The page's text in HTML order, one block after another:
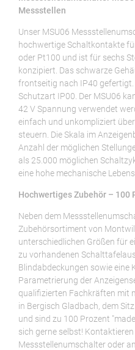
Messstellen
Unser MSU06
hochwertige Schaltkontakte
oder Pt100 und ist für sechs
konzipiert. Das schwarze
frontseitig nach IP40
Schutzart IP00. Der MSU06
42 V Spannung verwendet
einfach und unkompliziert
steuern. Die Skala im
Anzahl der möglichen
als 25.000 möglichen
eine hohe mechanische
Hochwertiges Zubehör – 100
Neben dem
Zubehörsortiment von
unterschiedlichen Größen für
zu vorhandenen
Blindabdeckungen sowie
Parametrierung der
qualifizierten Fachkräften mit
in Bergisch Gladbach, dem
und sind zu 100 Prozent
sich gerne selbst!
Messstellenumschalter oder